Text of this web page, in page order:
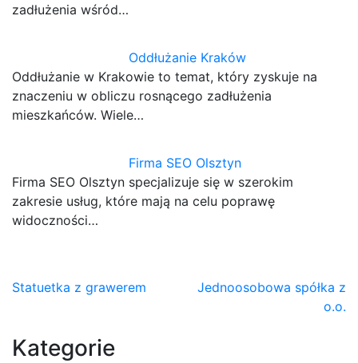
zadłużenia wśród…
Oddłużanie Kraków
Oddłużanie w Krakowie to temat, który zyskuje na
znaczeniu w obliczu rosnącego zadłużenia
mieszkańców. Wiele…
Firma SEO Olsztyn
Firma SEO Olsztyn specjalizuje się w szerokim
zakresie usług, które mają na celu poprawę
widoczności…
Nawigacja
Statuetka z grawerem
Jednoosobowa spółka z
o.o.
Kategorie